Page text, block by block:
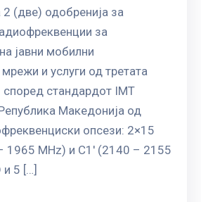
(две) одобренија за
за
јавни мобилни
и услуги од третата
според стандардот IMT
Македонија од
опсези: 2×15
1965 MHz) и C1′ (2140 – 2155
и 5 […]